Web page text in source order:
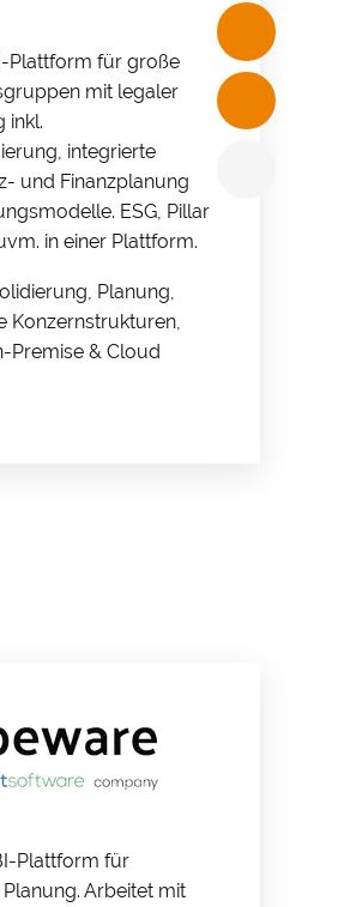
Plattform für große
mit legaler
inkl.
integrierte
und Finanzplanung
ESG, Pillar
in einer Plattform.
Planung,
Konzernstrukturen,
Premise & Cloud
Plattform für
Arbeitet mit